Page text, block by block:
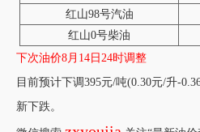
红山98号汽油
红山0号柴油
下次油价8月14日24时调整
目前预计下调395元/吨(0.30元/升-
新下跌。